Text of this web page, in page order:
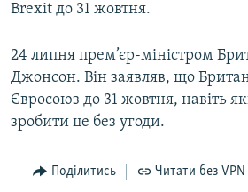
Brexit до 31 жовтня.
24 липня прем’єр-міністром
Джонсон. Він заявляв, що
Євросоюз до 31 жовтня, навіть
зробити це без угоди.
Поділитись Читати без VPN